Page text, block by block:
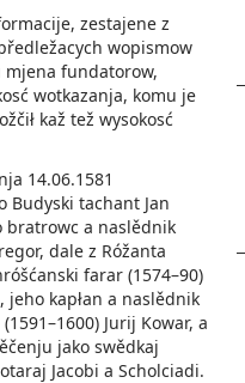
zestajene z
wopismow
mjena fundatorow,
wotkazanja, komu je
kaž tež wysokosć
14.06.1581
Budyski tachant Jan
bratrowc a naslědnik
dale z Róžanta
farar (1574–90)
jeho kapłan a naslědnik
Jurij Kowar, a
jako swědkaj
Jacobi a Scholciadi.